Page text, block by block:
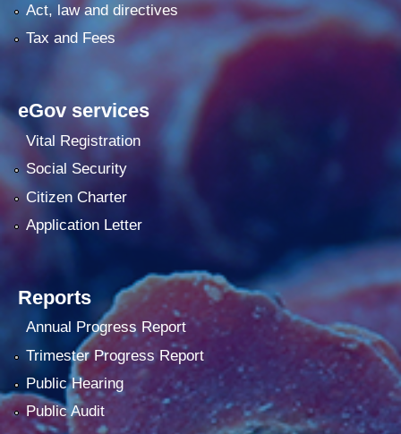
Act, law and directives
Tax and Fees
eGov services
Vital Registration
Social Security
Citizen Charter
Application Letter
Reports
Annual Progress Report
Trimester Progress Report
Public Hearing
Public Audit